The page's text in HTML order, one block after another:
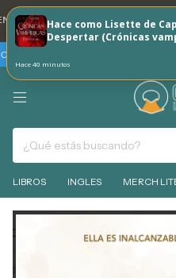
Hace como Lisette de
Despertar (Crónicas
Hace 40 minutos
DNI 20% REINTEGRO TODOS LOS
SIN INTERES TARJETAS BBVA -
LIBROS INGLES MERCH